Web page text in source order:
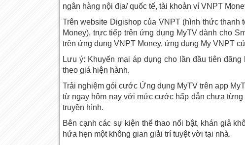
ngân hàng nội địa/ quốc tế, tài khoản ví VNPT
Trên website Digishop của VNPT (hình thức thanh
Money), trực tiếp trên ứng dụng MyTV dành cho
trên ứng dụng VNPT Money, ứng dụng My VNPT
Lưu ý: Khuyến mại áp dụng cho lần đầu tiên
theo giá hiện hành.
Trải nghiệm gói cước Ứng dụng MyTV trên app
từ ngay hôm nay với mức cước hấp dẫn chưa
truyền hình.
Bên cạnh các sự kiện thể thao nổi bật, khán giả
hứa hẹn một không gian giải trí tuyệt vời tại nhà.